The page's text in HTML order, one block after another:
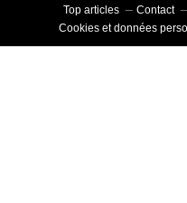
Top articles Contact
Cookies et données